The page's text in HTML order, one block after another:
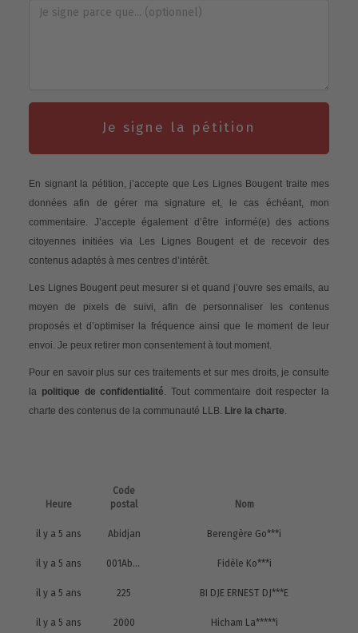
Je signe la pétition
En signant la pétition, j’accepte que Les Lignes Bougent traite mes
données afin de gérer ma signature et, le cas échéant, mon
commentaire. J’accepte également d’être informé(e) des actions
citoyennes initiées via Les Lignes Bougent et de recevoir des
contenus adaptés à mes centres d’intérêt.
Les Lignes Bougent peut mesurer si et quand j’ouvre ses emails, au
moyen de pixels de suivi, afin de personnaliser les contenus
proposés et d’optimiser la fréquence ainsi que le moment de leur
envoi. Je peux retirer mon consentement à tout moment.
Pour en savoir plus sur ces traitements et sur mes droits, je consulte
la politique de confidentialité . Tout commentaire doit respecter la
charte des contenus de la communauté LLB. Lire la charte
Heure
Code
postal
Nom
il y a 5 ans Abidjan Berengère Go***i
il y a 5 ans 001Abidjan Fidèle Ko***i
il y a 5 ans 225 BI DJE ERNEST DJ***E
il y a 5 ans 2000 Hicham La*****i